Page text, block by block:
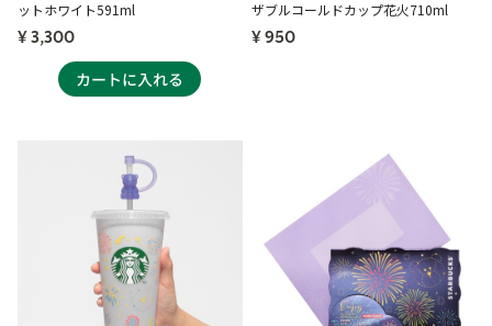
ットホワイト591ml
¥ 3,300
ザブルコールドカップ花火710ml
¥ 950